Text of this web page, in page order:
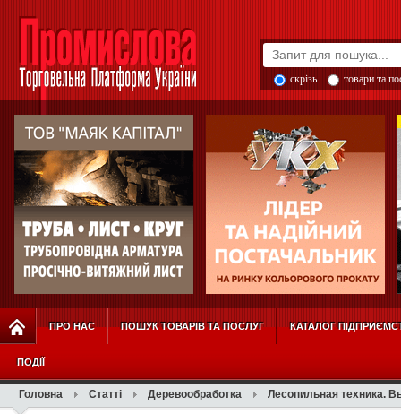
скрізь товари та
ПРО НАС ПОШУК ТОВАРІВ ТА ПОСЛУГ КАТАЛОГ
ПОДІЇ
Головна Статті Деревообработка Лесопильная техника.